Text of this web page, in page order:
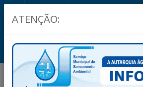
Telefone (44) 3264-4870 - Whatsapp
9804 - Whatsapp Leitura (44) 99142-4146
ATENÇÃO: